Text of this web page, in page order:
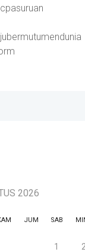
2026
JUM SAB
1